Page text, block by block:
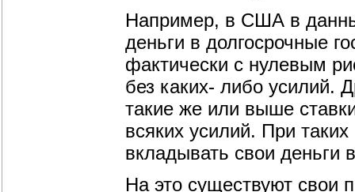
Например, в США в
деньги в долгосрочные
фактически с нулевым
без каких- либо усилий.
такие же или выше
всяких усилий. При
вкладывать свои деньги
На это существуют свои